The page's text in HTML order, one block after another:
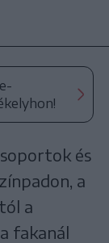
és
a
a
fakanál